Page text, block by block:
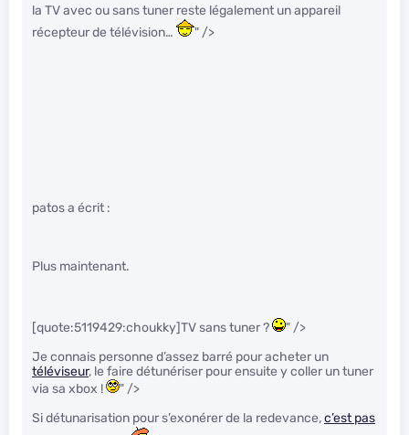
la TV avec ou sans tuner reste légalement un appareil
récepteur de télévision…
" />
patos a écrit :
Plus maintenant.
[quote:5119429:choukky]TV sans tuner ?
" />
Je connais personne d’assez barré pour acheter un
téléviseur, le faire détunériser pour ensuite y coller un tuner
via sa xbox !
" />
Si détunarisation pour s’exonérer de la redevance,c’est pas